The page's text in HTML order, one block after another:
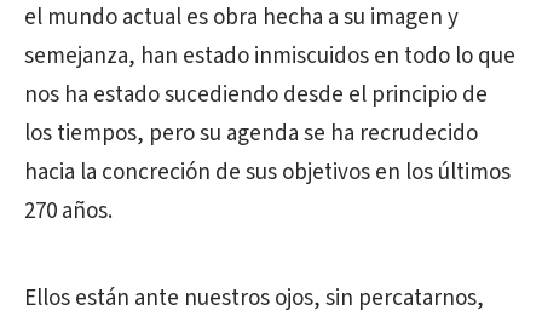
el mundo actual es obra hecha a su imagen y
semejanza, han estado inmiscuidos en todo lo que
nos ha estado sucediendo desde el principio de
los tiempos, pero su agenda se ha recrudecido
hacia la concreción de sus objetivos en los últimos
270 años.
Ellos están ante nuestros ojos, sin percatarnos,